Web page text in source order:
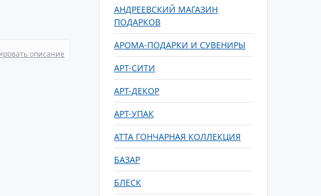
описание
АНДРЕЕВСКИЙ МАГАЗИН
ПОДАРКОВ
АРОМА-ПОДАРКИ И СУВЕНИРЫ
АРТ-СИТИ
АРТ-ДЕКОР
АРТ-УПАК
АТТА ГОНЧАРНАЯ КОЛЛЕКЦИЯ
БАЗАР
БЛЕСК